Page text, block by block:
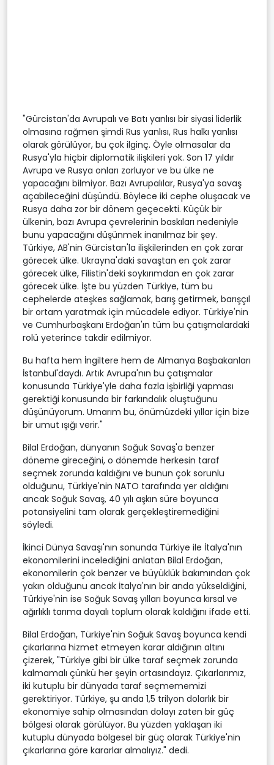
"Gürcistan'da Avrupalı ve Batı yanlısı bir siyasi liderlik
olmasına rağmen şimdi Rus yanlısı, Rus halkı yanlısı
olarak görülüyor, bu çok ilginç. Öyle olmasalar da
Rusya'yla hiçbir diplomatik ilişkileri yok. Son 17 yıldır
Avrupa ve Rusya onları zorluyor ve bu ülke ne
yapacağını bilmiyor. Bazı Avrupalılar, Rusya'ya savaş
açabileceğini düşündü. Böylece iki cephe oluşacak ve
Rusya daha zor bir dönem geçecekti. Küçük bir
ülkenin, bazı Avrupa çevrelerinin baskıları nedeniyle
bunu yapacağını düşünmek inanılmaz bir şey.
Türkiye, AB'nin Gürcistan'la ilişkilerinden en çok zarar
görecek ülke. Ukrayna'daki savaştan en çok zarar
görecek ülke, Filistin'deki soykırımdan en çok zarar
görecek ülke. İşte bu yüzden Türkiye, tüm bu
cephelerde ateşkes sağlamak, barış getirmek, barışçıl
bir ortam yaratmak için mücadele ediyor. Türkiye'nin
ve Cumhurbaşkanı Erdoğan'ın tüm bu çatışmalardaki
rolü yeterince takdir edilmiyor.
Bu hafta hem İngiltere hem de Almanya Başbakanları
İstanbul'daydı. Artık Avrupa'nın bu çatışmalar
konusunda Türkiye'yle daha fazla işbirliği yapması
gerektiği konusunda bir farkındalık oluştuğunu
düşünüyorum. Umarım bu, önümüzdeki yıllar için bize
bir umut ışığı verir."
Bilal Erdoğan, dünyanın Soğuk Savaş'a benzer
döneme gireceğini, o dönemde herkesin taraf
seçmek zorunda kaldığını ve bunun çok sorunlu
olduğunu, Türkiye'nin NATO tarafında yer aldığını
ancak Soğuk Savaş, 40 yılı aşkın süre boyunca
potansiyelini tam olarak gerçekleştiremediğini
söyledi.
İkinci Dünya Savaşı'nın sonunda Türkiye ile İtalya'nın
ekonomilerini incelediğini anlatan Bilal Erdoğan,
ekonomilerin çok benzer ve büyüklük bakımından çok
yakın olduğunu ancak İtalya'nın bir anda yükseldiğini,
Türkiye'nin ise Soğuk Savaş yılları boyunca kırsal ve
ağırlıklı tarıma dayalı toplum olarak kaldığını ifade etti.
Bilal Erdoğan, Türkiye'nin Soğuk Savaş boyunca kendi
çıkarlarına hizmet etmeyen karar aldığının altını
çizerek, "Türkiye gibi bir ülke taraf seçmek zorunda
kalmamalı çünkü her şeyin ortasındayız. Çıkarlarımız,
iki kutuplu bir dünyada taraf seçmememizi
gerektiriyor. Türkiye, şu anda 1,5 trilyon dolarlık bir
ekonomiye sahip olmasından dolayı zaten bir güç
bölgesi olarak görülüyor. Bu yüzden yaklaşan iki
kutuplu dünyada bölgesel bir güç olarak Türkiye'nin
çıkarlarına göre kararlar almalıyız." dedi.